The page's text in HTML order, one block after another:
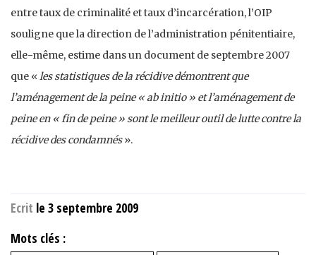
entre taux de criminalité et taux d’incarcération, l’OIP
souligne que la direction de l’administration pénitentiaire,
elle-même, estime dans un document de septembre 2007
que « les statistiques de la récidive démontrent que
l’aménagement de la peine « ab initio » et l’aménagement de
peine en « fin de peine » sont le meilleur outil de lutte contre la
récidive des condamnés».
Ecrit le 3 septembre 2009
Mots clés :